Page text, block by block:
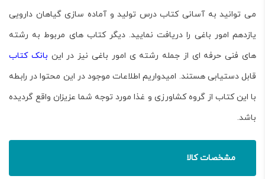
می توانید به آسانی کتاب درس تولید و آماده سازی گیاهان دارویی
یازدهم امور باغی را دریافت نمایید. دیگر کتاب های مربوط به رشته
های فنی حرفه ای از جمله رشته ی امور باغی نیز در این بانک کتاب
قابل دستیابی هستند. امیدواریم اطلاعات موجود در این محتوا در رابطه
با این کتاب از گروه کشاورزی و غذا مورد توجه شما عزیزان واقع گردیده
باشد.
مشخصات کالا